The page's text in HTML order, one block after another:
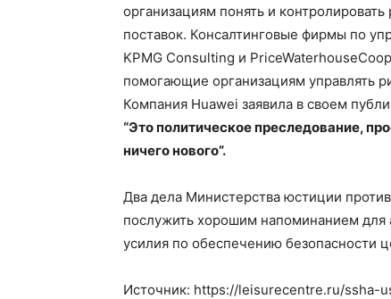
организациям понять и
поставок. Консалтинговые фирмы по
KPMG Consulting и
помогающие организациям управлять
Компания Huawei заявила в своем
“Это политическое преследование,
ничего нового”.
Два дела Министерства юстиции
послужить хорошим напоминанием для
усилия по обеспечению безопасности
Источник: https://leisurecentre.ru/ssha-